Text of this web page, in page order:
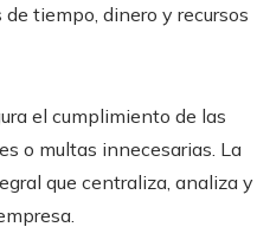
tiempo, dinero y recursos
el cumplimiento de las
o multas innecesarias. La
que centraliza, analiza y